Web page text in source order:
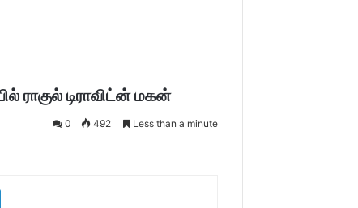
ராகுல் டிராவிட்ன் மகன்
0 492 Less than a minute
LinkedIn